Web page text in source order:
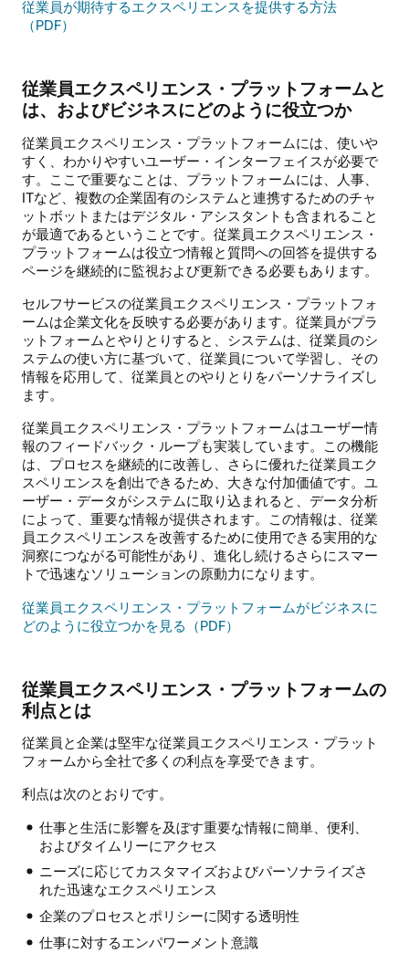
従業員が期待するエクスペリエンスを提供する方法
（PDF）
従業員エクスペリエンス・プラットフォームと
は、およびビジネスにどのように役立つか
従業員エクスペリエンス・プラットフォームには、使いや
すく、わかりやすいユーザー・インターフェイスが必要で
す。ここで重要なことは、プラットフォームには、人事、
ITなど、複数の企業固有のシステムと連携するためのチャ
ットボットまたはデジタル・アシスタントも含まれること
が最適であるということです。従業員エクスペリエンス・
プラットフォームは役立つ情報と質問への回答を提供する
ページを継続的に監視および更新できる必要もあります。
セルフサービスの従業員エクスペリエンス・プラットフォ
ームは企業文化を反映する必要があります。従業員がプラ
ットフォームとやりとりすると、システムは、従業員のシ
ステムの使い方に基づいて、従業員について学習し、その
情報を応用して、従業員とのやりとりをパーソナライズし
ます。
従業員エクスペリエンス・プラットフォームはユーザー情
報のフィードバック・ループも実装しています。この機能
は、プロセスを継続的に改善し、さらに優れた従業員エク
スペリエンスを創出できるため、大きな付加価値です。ユ
ーザー・データがシステムに取り込まれると、データ分析
によって、重要な情報が提供されます。この情報は、従業
員エクスペリエンスを改善するために使用できる実用的な
洞察につながる可能性があり、進化し続けるさらにスマー
トで迅速なソリューションの原動力になります。
従業員エクスペリエンス・プラットフォームがビジネスに
どのように役立つかを見る（PDF）
従業員エクスペリエンス・プラットフォームの
利点とは
従業員と企業は堅牢な従業員エクスペリエンス・プラット
フォームから全社で多くの利点を享受できます。
利点は次のとおりです。
仕事と生活に影響を及ぼす重要な情報に簡単、便利、
およびタイムリーにアクセス
ニーズに応じてカスタマイズおよびパーソナライズさ
れた迅速なエクスペリエンス
企業のプロセスとポリシーに関する透明性
仕事に対するエンパワーメント意識